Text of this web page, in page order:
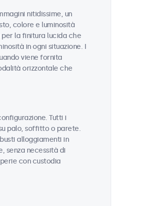
nitidissime, un
colore e luminosità
per la finitura lucida che
in ogni situazione. I
viene fornita
orizzontale che
Tutti i
palo, soffitto o parete.
alloggiamenti in
senza necessità di
con custodia